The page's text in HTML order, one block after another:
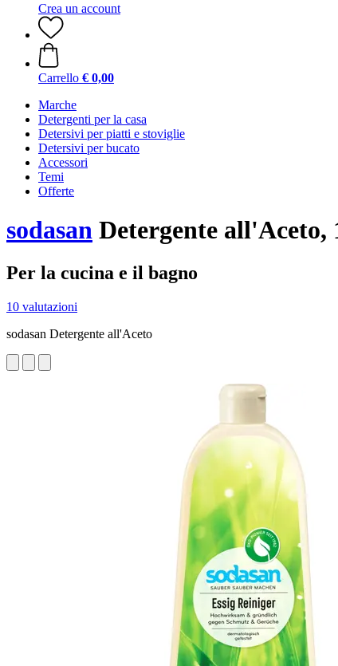
Crea un account
Carrello € 0,00
Marche
Detergenti per la casa
Detersivi per piatti e stoviglie
Detersivi per bucato
Accessori
Temi
Offerte
sodasan Detergente all'Aceto,
Per la cucina e il bagno
10 valutazioni
sodasan Detergente all'Aceto